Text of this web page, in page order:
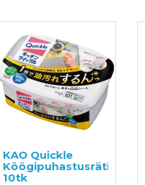
KAO Quickle
Köögipuhastusrätikud
10tk